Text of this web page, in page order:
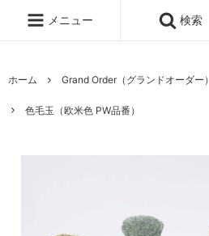
メニュー 検索
ホーム Grand Order（グランドオーダー）
色毛玉（欧米色 PW品番）